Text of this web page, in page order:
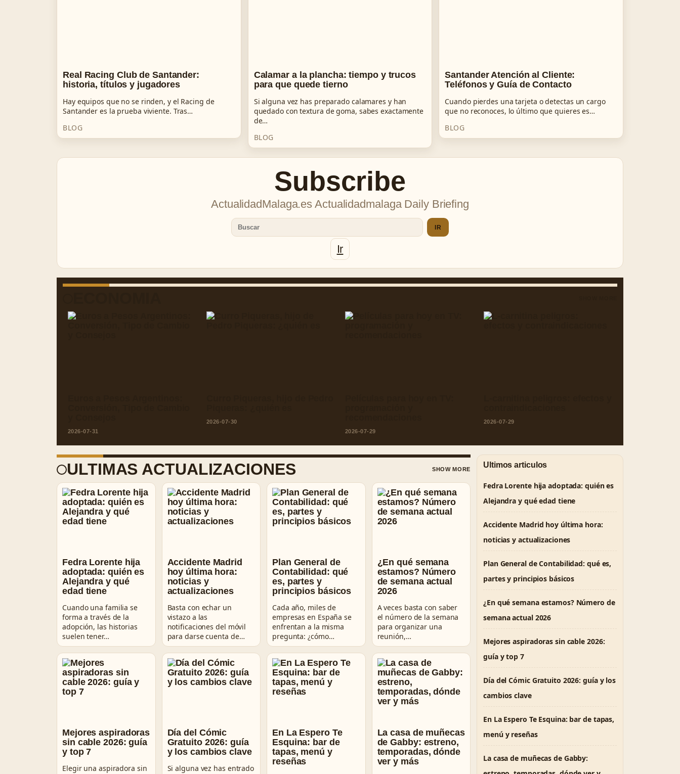
Real Racing Club de Santander:
historia, títulos y jugadores
Hay equipos que no se rinden, y el Racing de
Santander es la prueba viviente. Tras…
BLOG
Calamar a la plancha: tiempo y trucos
para que quede tierno
Si alguna vez has preparado calamares y han
quedado con textura de goma, sabes exactamente
de…
BLOG
Santander Atención al Cliente:
Teléfonos y Guía de Contacto
Cuando pierdes una tarjeta o detectas un cargo
que no reconoces, lo último que quieres es…
BLOG
Subscribe
ActualidadMalaga.es Actualidadmalaga Daily Briefing
IR
Ir
2026-07-31
2026-07-30
2026-07-29
2026-07-29
ULTIMAS ACTUALIZACIONES SHOW MORE
Fedra Lorente hija
adoptada: quién es
Alejandra y qué
edad tiene
Cuando una familia se
forma a través de la
adopción, las historias
suelen tener…
Accidente Madrid
hoy última hora:
noticias y
actualizaciones
Basta con echar un
vistazo a las
notificaciones del móvil
para darse cuenta de…
Plan General de
Contabilidad: qué
es, partes y
principios básicos
Cada año, miles de
empresas en España se
enfrentan a la misma
pregunta: ¿cómo…
¿En qué semana
estamos? Número
de semana actual
2026
A veces basta con saber
el número de la semana
para organizar una
reunión,…
Mejores aspiradoras
sin cable 2026: guía
y top 7
Elegir una aspiradora sin
Día del Cómic
Gratuito 2026: guía
y los cambios clave
Si alguna vez has entrado
En La Espero Te
Esquina: bar de
tapas, menú y
reseñas
La casa de muñecas
de Gabby: estreno,
temporadas, dónde
ver y más
Ultimos articulos
Fedra Lorente hija adoptada: quién es
Alejandra y qué edad tiene
Accidente Madrid hoy última hora:
noticias y actualizaciones
Plan General de Contabilidad: qué es,
partes y principios básicos
¿En qué semana estamos? Número de
semana actual 2026
Mejores aspiradoras sin cable 2026:
guía y top 7
Día del Cómic Gratuito 2026: guía y los
cambios clave
En La Espero Te Esquina: bar de tapas,
menú y reseñas
La casa de muñecas de Gabby: